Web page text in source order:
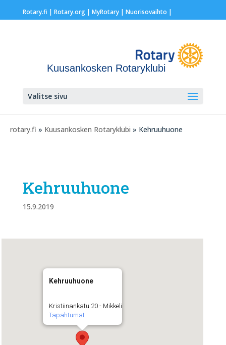
Rotary.fi | Rotary.org| MyRotary | Nuorisovaihto |
Kuusankosken Rotaryklubi
Valitse sivu
rotary.fi » Kuusankosken Rotaryklubi » Kehruuhuone
Kehruuhuone
15.9.2019
Kehruuhuone
Kristiinankatu 20 - Mikkeli
Tapahtumat